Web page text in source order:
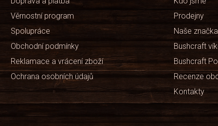
Věrnostní program
Spolupráce
Obchodní podmínky
Reklamace a vrácení zboží
Ochrana osobních údajů
Prodejny
Naše
Bushcraft
Bushcraft
Recenze
Kontakty